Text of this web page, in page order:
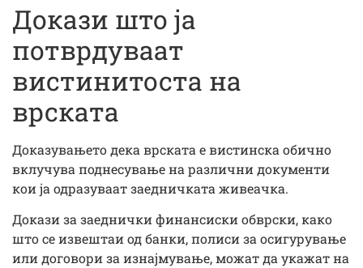
Докази што ја
потврдуваат
вистинитоста на
врската
Доказувањето дека врската е вистинска обично
вклучува поднесување на различни документи
кои ја одразуваат заедничката живеачка.
Докази за заеднички финансиски обврски, како
што се извештаи од банки, полиси за осигурување
или договори за изнајмување, можат да укажат на